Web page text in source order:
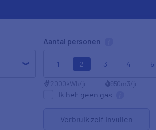
Aantal personen
1 2 3 4 5
2000kWh/jr 950m3/jr
Ik heb geen gas
Verbruik zelf invullen